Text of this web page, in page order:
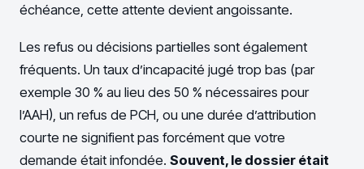
échéance, cette attente devient angoissante.
Les refus ou décisions partielles sont également
fréquents. Un taux d’incapacité jugé trop bas (par
exemple 30 % au lieu des 50 % nécessaires pour
l’AAH), un refus de PCH, ou une durée d’attribution
courte ne signifient pas forcément que votre
demande était infondée. Souvent, le dossier était